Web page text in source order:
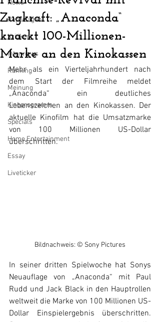
News
Reportagen
Kritiken
Interviews
Ranking
Meinung
Kinoprogramm
Specials
Home Entertainment
Essay
Liveticker
Zugkraft: „Anaconda“
knackt 100-Millionen-
Marke an den Kinokassen
Mehr als ein Vierteljahrhundert nach
dem Start der Filmreihe meldet
„Anaconda“ ein deutliches
Lebenszeichen an den Kinokassen. Der
aktuelle Kinofilm hat die Umsatzmarke
von 100 Millionen US-Dollar
überschritten.
Bildnachweis: © Sony Pictures
In seiner dritten Spielwoche hat Sonys
Neuauflage von „Anaconda“ mit Paul
Rudd und Jack Black in den Hauptrollen
weltweit die Marke von 100 Millionen US-
Dollar Einspielergebnis überschritten.